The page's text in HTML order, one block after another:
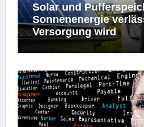
Solar und
Sonnenenergie
Versorgung wird